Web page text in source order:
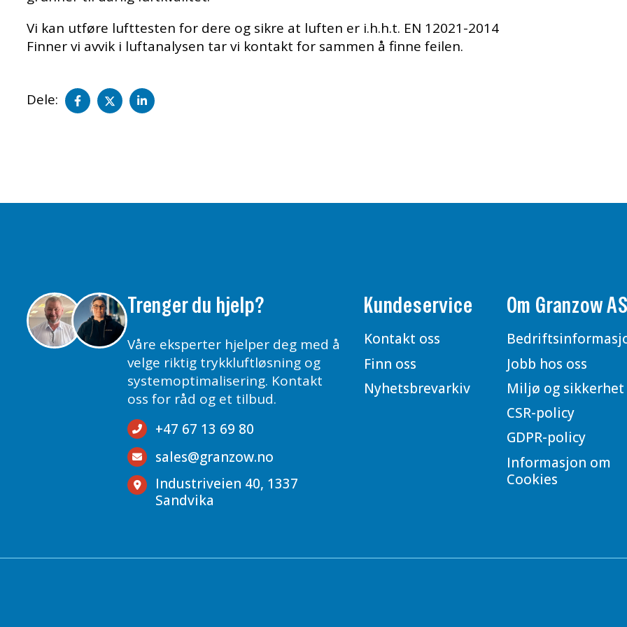
Vi kan utføre lufttesten for dere og sikre at luften er i.h.h.t. EN 12021-2014
Finner vi avvik i luftanalysen tar vi kontakt for sammen å finne feilen.
Dele:
Del
på
Del
på
Del
Trenger du hjelp?
Våre eksperter hjelper deg med å
velge riktig trykkluftløsning og
systemoptimalisering. Kontakt
oss for råd og et tilbud.
+47 67 13 69 80
sales@granzow.no
Industriveien 40, 1337
Sandvika
Kundeservice
Kontakt oss
Finn oss
Nyhetsbrevarkiv
Om Granzow
Jobb hos oss
Miljø og sikkerhet
CSR-policy
GDPR-policy
Informasjon om
Cookies